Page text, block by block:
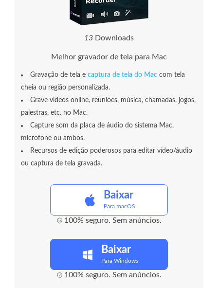
13 Downloads
Melhor gravador de tela para Mac
Gravação de tela e captura de tela do Mac com tela
cheia ou região personalizada.
Grave vídeos online, reuniões, música, chamadas, jogos,
palestras, etc. no Mac.
Capture som da placa de áudio do sistema Mac,
microfone ou ambos.
Recursos de edição poderosos para editar vídeo/áudio
ou captura de tela gravada.
Baixar
Para macOS
100% seguro. Sem anúncios.
Baixar
Para Windows
100% seguro. Sem anúncios.